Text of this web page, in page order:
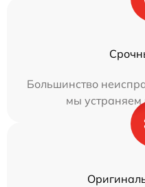
Большинство
мы устраняем